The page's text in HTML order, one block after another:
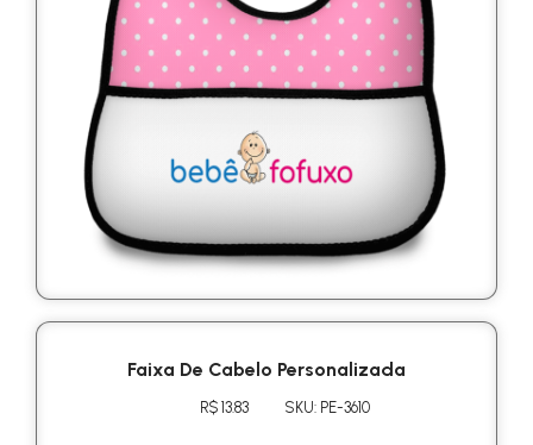
Faixa De Cabelo Personalizada
R$ 13.83 SKU: PE-3610